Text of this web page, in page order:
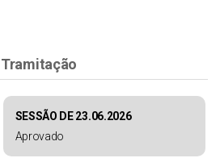
Tramitação
SESSÃO DE 23.06.2026
Aprovado